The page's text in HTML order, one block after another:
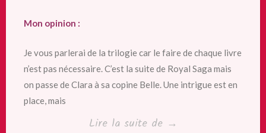
Mon opinion :
Je vous parlerai de la trilogie car le faire de chaque livre
n’est pas nécessaire. C’est la suite de Royal Saga mais
on passe de Clara à sa copine Belle. Une intrigue est en
place, mais
Lire la suite de « Royal
→